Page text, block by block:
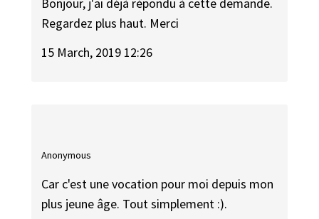
Bonjour, j'ai déjà répondu à cette demande.
Regardez plus haut. Merci
15 March, 2019 12:26
Anonymous
Car c'est une vocation pour moi depuis mon
plus jeune âge. Tout simplement :).